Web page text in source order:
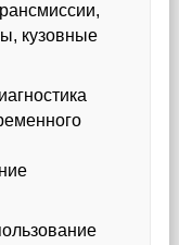
кузовные